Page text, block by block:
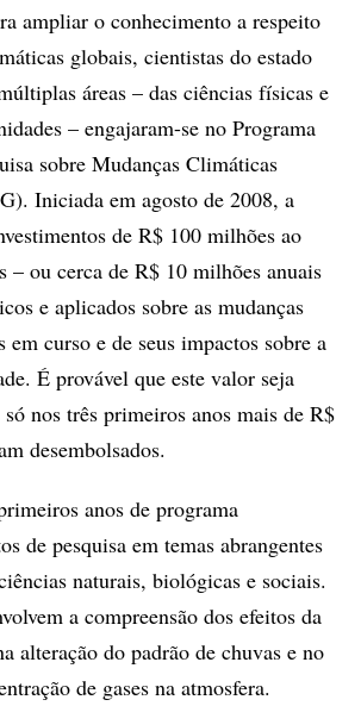
ampliar o conhecimento a respeito
globais, cientistas do estado
áreas – das ciências físicas e
– engajaram-se no Programa
sobre Mudanças Climáticas
Iniciada em agosto de 2008, a
de R$ 100 milhões ao
– ou cerca de R$ 10 milhões anuais
e aplicados sobre as mudanças
curso e de seus impactos sobre a
É provável que este valor seja
nos três primeiros anos mais de R$
desembolsados.
anos de programa
de pesquisa em temas abrangentes
naturais, biológicas e sociais.
a compreensão dos efeitos da
alteração do padrão de chuvas e no
de gases na atmosfera.